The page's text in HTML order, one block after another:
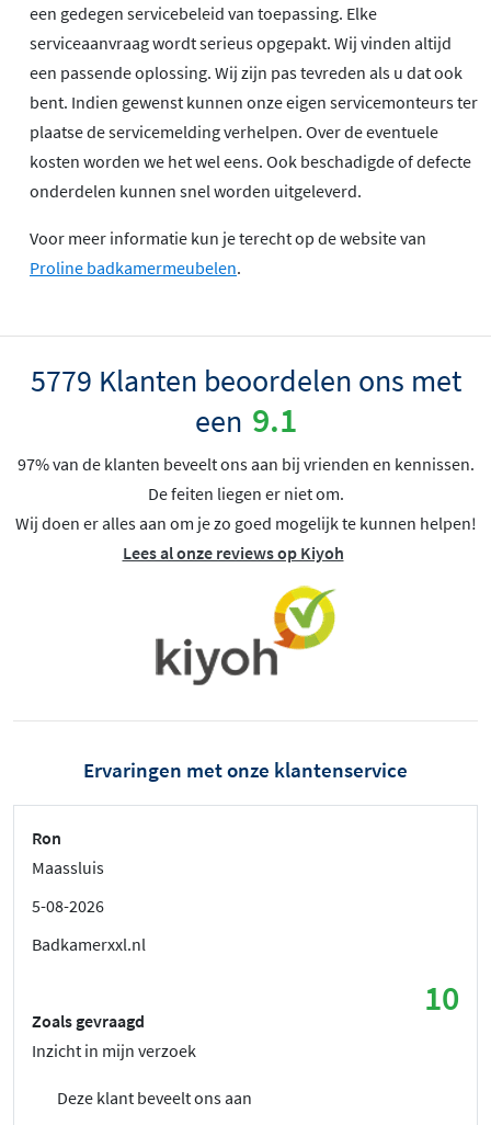
een gedegen servicebeleid van toepassing. Elke
serviceaanvraag wordt serieus opgepakt. Wij vinden altijd
een passende oplossing. Wij zijn pas tevreden als u dat ook
bent. Indien gewenst kunnen onze eigen servicemonteurs ter
plaatse de servicemelding verhelpen. Over de eventuele
kosten worden we het wel eens. Ook beschadigde of defecte
onderdelen kunnen snel worden uitgeleverd.
Voor meer informatie kun je terecht op de website van
Proline badkamermeubelen.
5779 Klanten beoordelen ons met
een 9.1
97% van de klanten beveelt ons aan bij vrienden en kennissen.
De feiten liegen er niet om.
Wij doen er alles aan om je zo goed mogelijk te kunnen helpen!
Lees al onze reviews op Kiyoh
Ervaringen met onze klantenservice
Ron
Maassluis
5-08-2026
Badkamerxxl.nl
10
Zoals gevraagd
Inzicht in mijn verzoek
Deze klant beveelt ons aan